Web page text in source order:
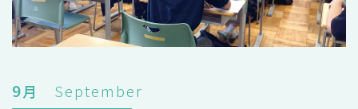
9月 September